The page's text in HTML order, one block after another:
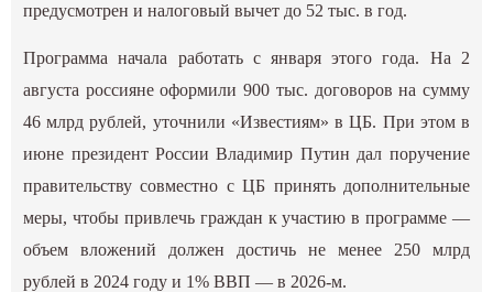
предусмотрен и налоговый вычет до 52 тыс. в год.
Программа начала работать с января этого года. На 2
августа россияне оформили 900 тыс. договоров на сумму
46 млрд рублей, уточнили «Известиям» в ЦБ. При этом в
июне президент России Владимир Путин дал поручение
правительству совместно с ЦБ принять дополнительные
меры, чтобы привлечь граждан к участию в программе —
объем вложений должен достичь не менее 250 млрд
рублей в 2024 году и 1% ВВП — в 2026-м.